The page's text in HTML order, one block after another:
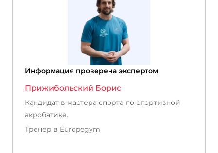
Информация проверена экспертом
Прижибольский Борис
Кандидат в мастера спорта по спортивной
акробатике.
Тренер в Europegym